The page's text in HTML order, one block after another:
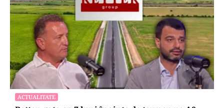
HOROSCOP
Horoscop 7 august 2026: ziua în care Berbecii își
pierd răbdarea, iar Taurii pierd bani